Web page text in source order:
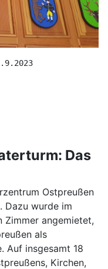
Das
Ostpreußen
Dazu wurde im
Zimmer angemietet,
als
Auf insgesamt 18
Kirchen,